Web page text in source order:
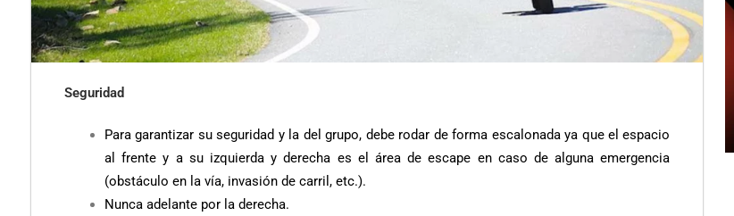
Seguridad
Para garantizar su seguridad y la del grupo, debe rodar de forma escalonada ya que el espacio
al frente y a su izquierda y derecha es el área de escape en caso de alguna emergencia
(obstáculo en la vía, invasión de carril, etc.).
Nunca adelante por la derecha.